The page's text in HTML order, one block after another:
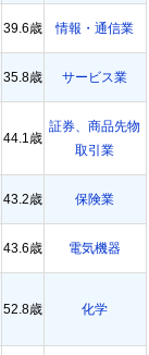
39.6歳 情報・通信業
35.8歳 サービス業
44.1歳
証券、商品先物
取引業
43.2歳 保険業
43.6歳 電気機器
52.8歳 化学